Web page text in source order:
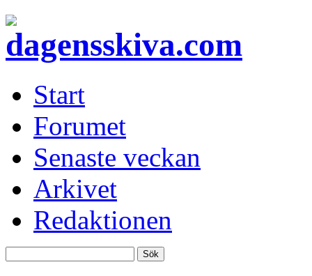
Start
Forumet
Senaste veckan
Arkivet
Redaktionen